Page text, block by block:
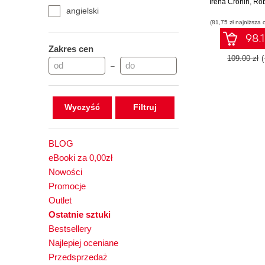
angielski
Zakres cen
–
Wyczyść
BLOG
eBooki za 0,00zł
Nowości
Promocje
Outlet
Ostatnie sztuki
Bestsellery
Najlepiej oceniane
Przedsprzedaż
and Mixed
- Second
Irena Cronin,
(81,75 zł najniższa
109.00 zł